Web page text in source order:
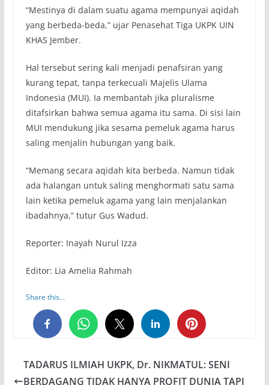
“Mestinya di dalam suatu agama mempunyai aqidah
yang berbeda-beda,” ujar Penasehat Tiga UKPK UIN
KHAS Jember.
Hal tersebut sering kali menjadi penafsiran yang
kurang tepat, tanpa terkecuali Majelis Ulama
Indonesia (MUI). Ia membantah jika pluralisme
ditafsirkan bahwa semua agama itu sama. Di sisi lain
MUI mendukung jika sesama pemeluk agama harus
saling menjalin hubungan yang baik.
“Memang secara aqidah kita berbeda. Namun tidak
ada halangan untuk saling menghormati satu sama
lain ketika pemeluk agama yang lain menjalankan
ibadahnya,” tutur Gus Wadud.
Reporter: Inayah Nurul Izza
Editor: Lia Amelia Rahmah
Share this...
TADARUS ILMIAH UKPK, Dr. NIKMATUL: SENI
BERDAGANG TIDAK HANYA PROFIT DUNIA TAPI